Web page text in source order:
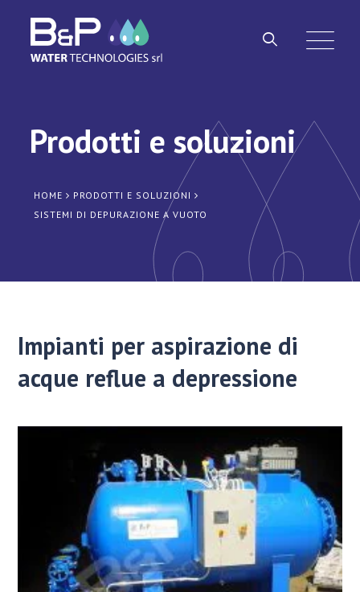
Prodotti e soluzioni
HOME
PRODOTTI E SOLUZIONI
SISTEMI DI DEPURAZIONE A VUOTO
Impianti per aspirazione di
acque reflue a depressione